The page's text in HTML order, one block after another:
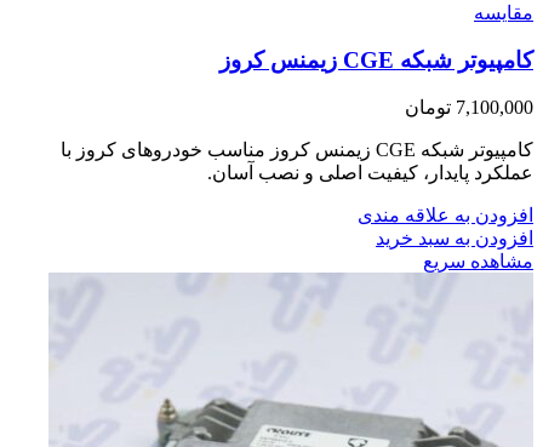
مقایسه
کامپیوتر شبکه CGE زیمنس کروز
7,100,000 تومان
کامپیوتر شبکه CGE زیمنس کروز مناسب خودروهای کروز با
عملکرد پایدار، کیفیت اصلی و نصب آسان.
افزودن به علاقه مندی
افزودن به سبد خرید
مشاهده سریع